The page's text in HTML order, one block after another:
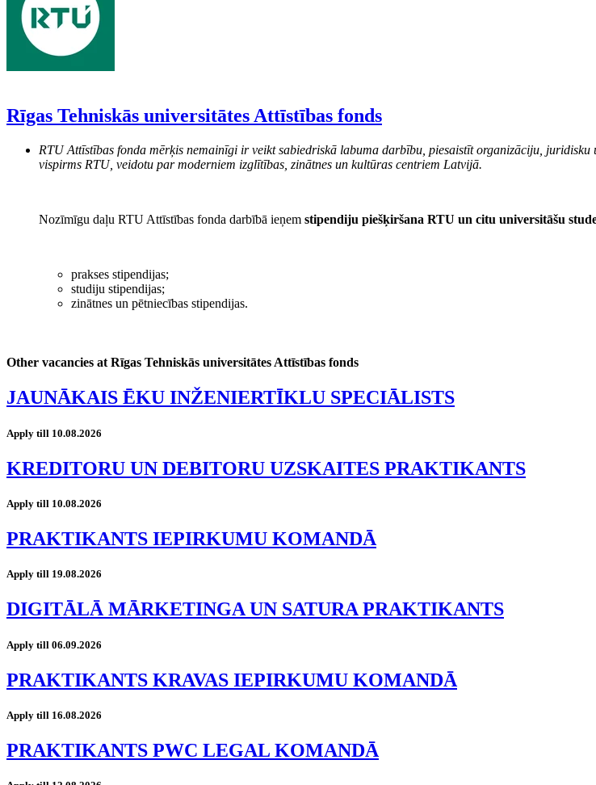
Rīgas Tehniskās universitātes Attīstības fonds
RTU Attīstības fonda mērķis nemainīgi ir veikt sabiedriskā labuma darbību, piesaistīt organizāciju, juridisku
vispirms RTU, veidotu par moderniem izglītības, zinātnes un kultūras centriem Latvijā.
Nozīmīgu daļu RTU Attīstības fonda darbībā ieņem stipendiju piešķiršana RTU un citu universitāšu
prakses stipendijas;
studiju stipendijas;
zinātnes un pētniecības stipendijas.
Other vacancies at Rīgas Tehniskās universitātes Attīstības fonds
JAUNĀKAIS ĒKU INŽENIERTĪKLU SPECIĀLISTS
Apply till 10.08.2026
KREDITORU UN DEBITORU UZSKAITES PRAKTIKANTS
Apply till 10.08.2026
PRAKTIKANTS IEPIRKUMU KOMANDĀ
Apply till 19.08.2026
DIGITĀLĀ MĀRKETINGA UN SATURA PRAKTIKANTS
Apply till 06.09.2026
PRAKTIKANTS KRAVAS IEPIRKUMU KOMANDĀ
Apply till 16.08.2026
PRAKTIKANTS PWC LEGAL KOMANDĀ